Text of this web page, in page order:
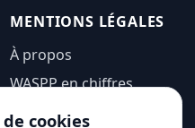
MENTIONS LÉGALES
À propos
WASPP en chiffres
Mentions légales
cookies